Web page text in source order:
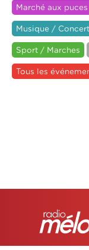
Marché aux
Musique / Concert
Sport / Marches
Tous les